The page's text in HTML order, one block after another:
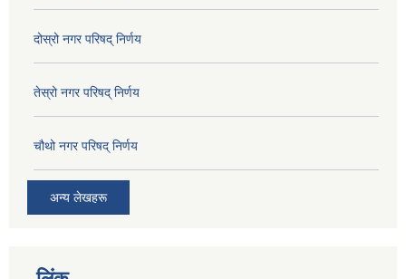
दोस्रो नगर परिषद् निर्णय
तेस्रो नगर परिषद् निर्णय
चौथो नगर परिषद् निर्णय
अन्य लेखहरू